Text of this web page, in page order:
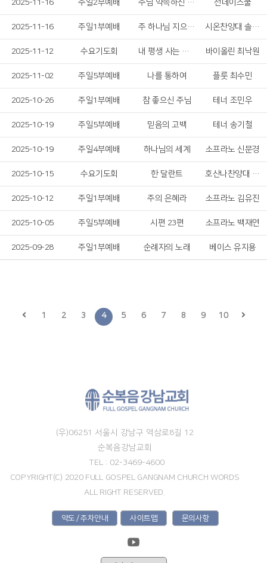
2025-11-16 주일2부예배 주님 약속하신 말씀 위에서 선데이스쿨
2025-11-16 주일1부예배 주 하나님 지으신 모든 세계 시온찬양대 솔리스트중창단
2025-11-12 수요기도회 내 평생 사는 동안 바이올린 최낙원
2025-11-02 주일5부예배 나를 통하여 플룻 최수민
2025-10-26 주일1부예배 참 좋으신 주님 테너 조민우
2025-10-19 주일5부예배 믿음의 고백 테너 송기철
2025-10-19 주일4부예배 하나님의 세계 소프라노 신문경
2025-10-15 수요기도회 한 달란트 호산나찬양대 여성 솔리스트
2025-10-12 주일1부예배 주의 은혜라 소프라노 김유진
2025-10-05 주일5부예배 시편 23편 소프라노 백재연
2025-09-28 주일1부예배 순례자의 노래 베이스 유지용
1 2 3 4 5 6 7 8 9 10
(우)06251 서울시 강남구 역삼로8길 12
순복음강남교회
TEL : 02-3469-4600
COPYRIGHT(C) 2020 FULL GOSPEL GANGNAM CHURCH WORDS
ALL RIGHT RESERVED.
약도 / 주차안내 사이트맵 문의사항